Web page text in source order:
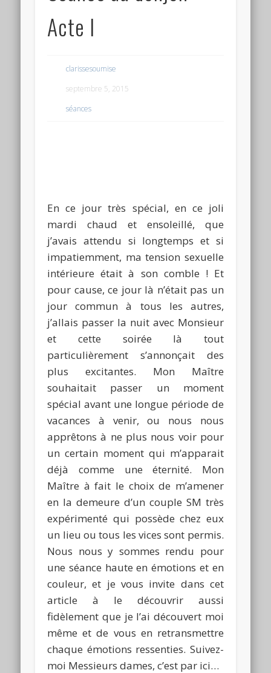
Acte I
clarissesoumise
septembre 5, 2015
séances
En ce jour très spécial, en ce joli
mardi chaud et ensoleillé, que
j’avais attendu si longtemps et si
impatiemment, ma tension sexuelle
intérieure était à son comble ! Et
pour cause, ce jour là n’était pas un
jour commun à tous les autres,
j’allais passer la nuit avec Monsieur
et cette soirée là tout
particulièrement s’annonçait des
plus excitantes. Mon Maître
souhaitait passer un moment
spécial avant une longue période de
vacances à venir, ou nous nous
apprêtons à ne plus nous voir pour
un certain moment qui m’apparait
déjà comme une éternité. Mon
Maître à fait le choix de m’amener
en la demeure d’un couple SM très
expérimenté qui possède chez eux
un lieu ou tous les vices sont permis.
Nous nous y sommes rendu pour
une séance haute en émotions et en
couleur, et je vous invite dans cet
article à le découvrir aussi
fidèlement que je l’ai découvert moi
même et de vous en retransmettre
chaque émotions ressenties. Suivez-
moi Messieurs dames, c’est par ici…